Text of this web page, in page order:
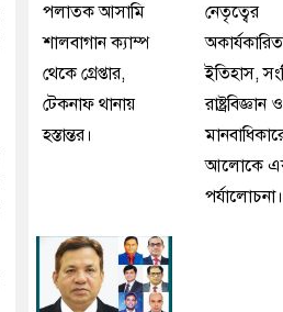
পলাতক আসামি
শালবাগান ক্যাম্প
থেকে গ্রেপ্তার,
টেকনাফ থানায়
হস্তান্তর।
নেতৃত্বের
ইতিহাস,
রাষ্ট্রবিজ্ঞান ও
আলোকে
পর্যালোচনা।